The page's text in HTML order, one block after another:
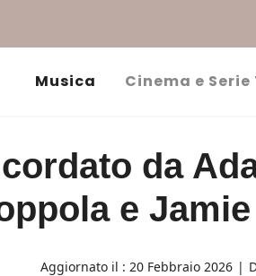
Musica Cinema e Serie
da
e
Aggiornato il : 20 Febbraio 2026 |